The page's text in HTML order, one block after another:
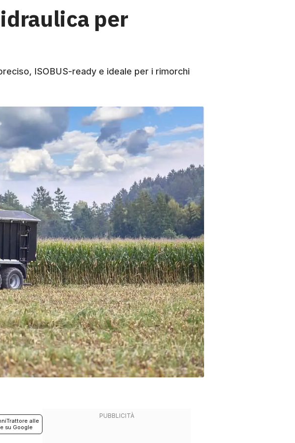
per
ISOBUS-ready e ideale per i rimorchi
alle
su Google